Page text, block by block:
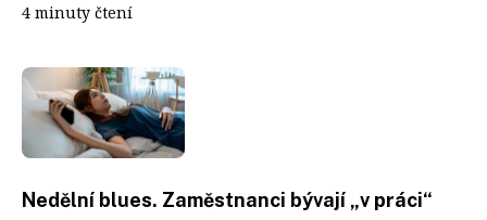
4 minuty čtení
Nedělní blues. Zaměstnanci bývají „v práci“